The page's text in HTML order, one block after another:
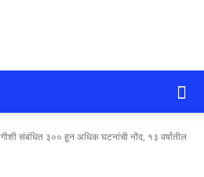
सोलापूर
आजतक
संबंधित ३०० हून अधिक घटनांची नोंद, १३ वर्षांतील